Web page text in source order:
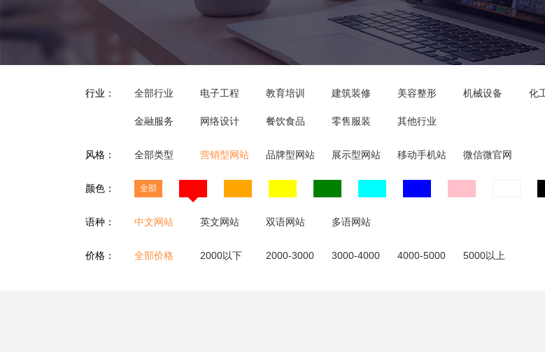
行业： 全部行业 电子工程 教育培训 建筑装修 美容整形 机械设备 化
金融服务 网络设计 餐饮食品 零售服装 其他行业
风格： 全部类型 营销型网站 品牌型网站 展示型网站 移动手机站 微信微官网
颜色： 全部
语种： 中文网站 英文网站 双语网站 多语网站
价格： 全部价格 2000以下 2000-3000 3000-4000 4000-5000 5000以上